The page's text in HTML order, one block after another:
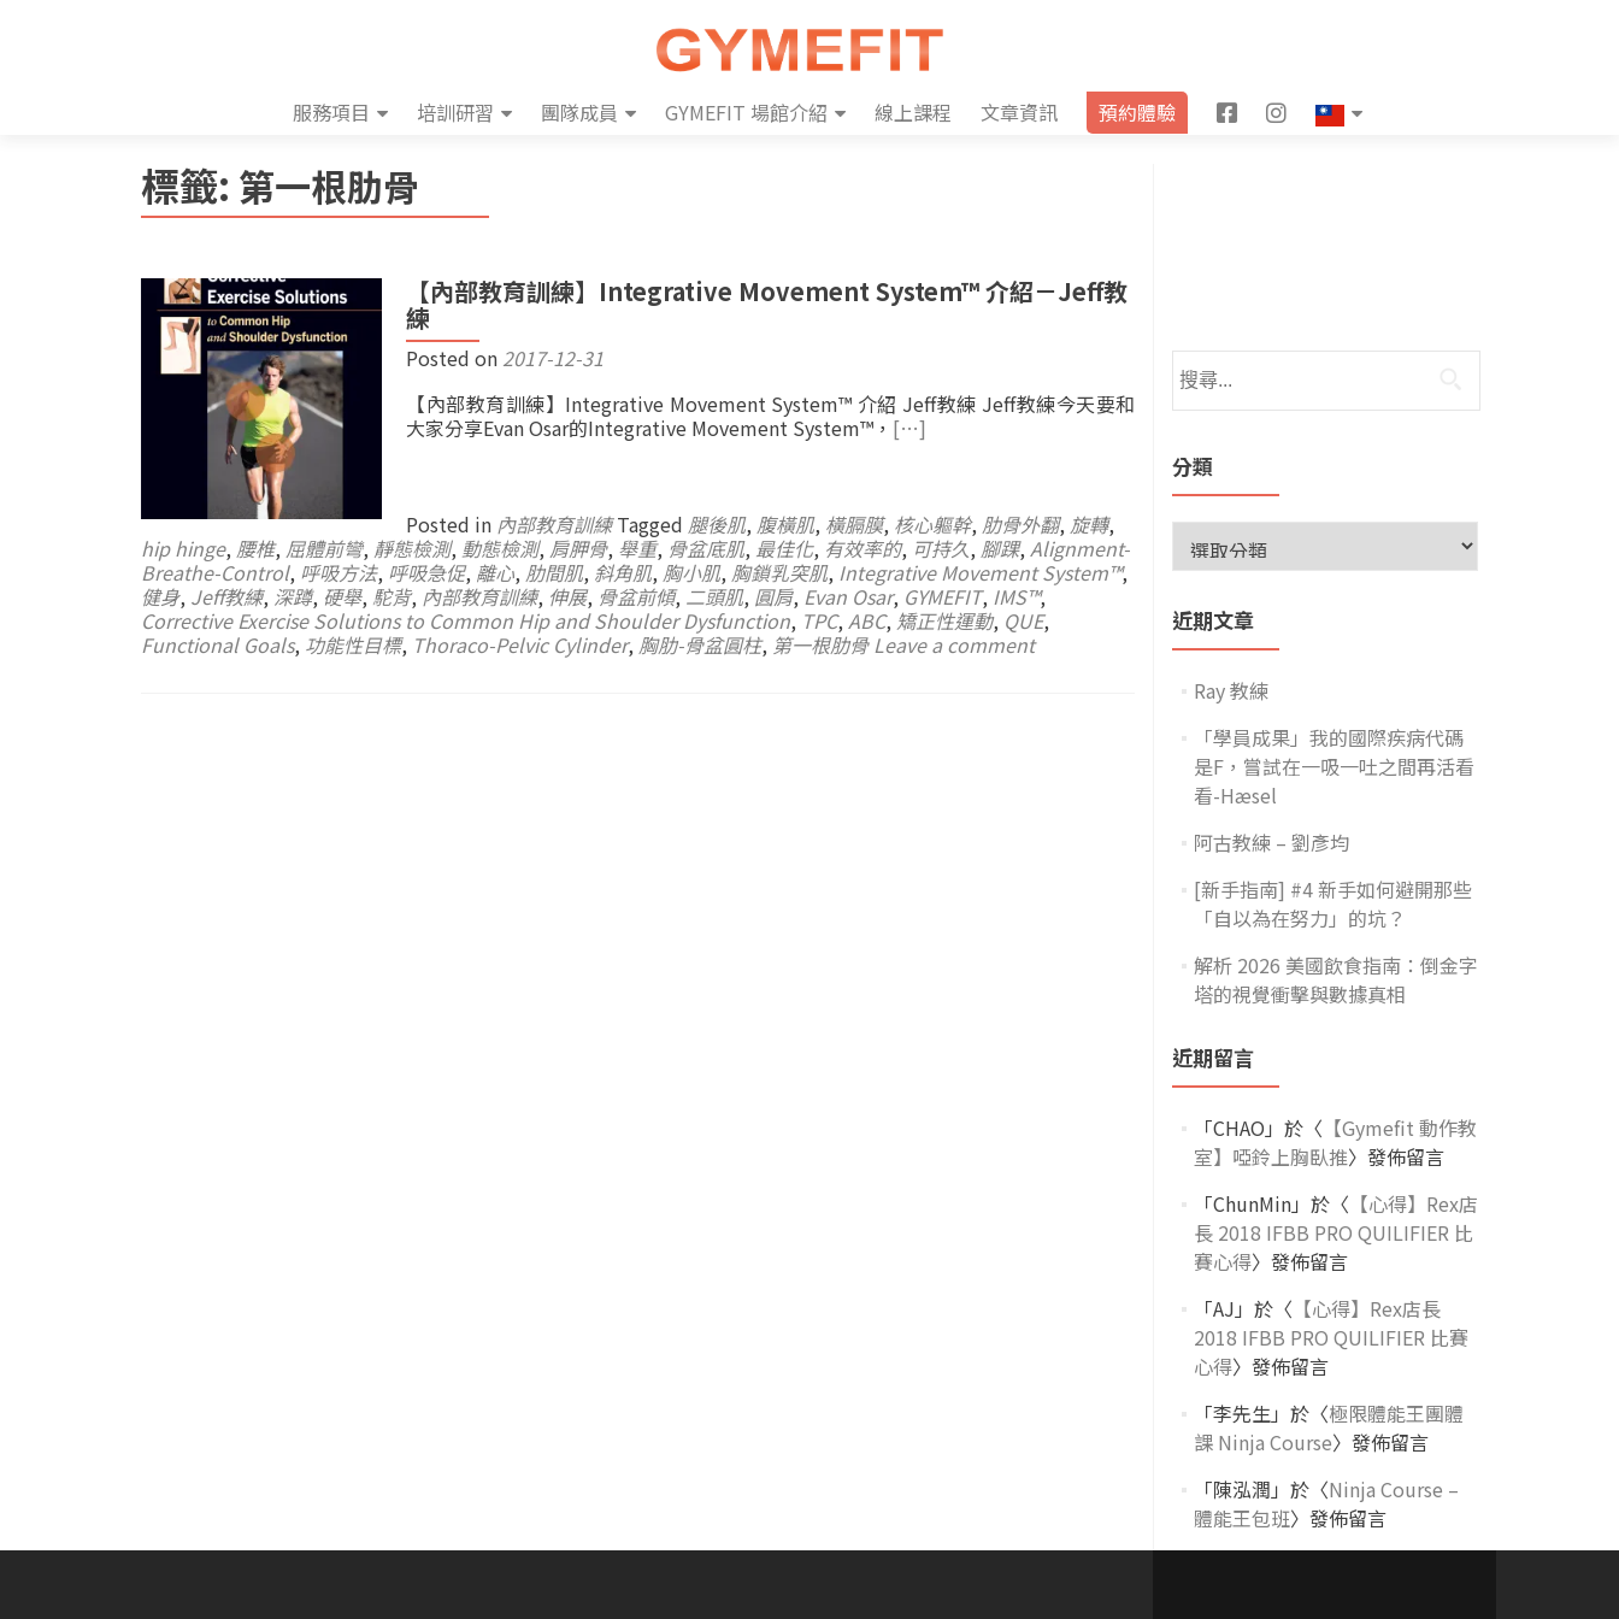
服務項目 培訓研習 團隊成員 GYMEFIT 場館介紹 線上課程 文章資訊 預約體驗
F
k
I
a
標籤: 第一根肋骨
【內部教育訓練】Integrative Movement System™ 介紹－Jeff教
練
Posted on 2017-12-31
【內部教育訓練】Integrative Movement System™ 介紹 Jeff教練 Jeff教練今天要和
大家分享Evan Osar的Integrative Movement System™， […]
Posted in 內部教育訓練 Tagged 腿後肌, 腹橫肌, 橫膈膜, 核心軀幹, 肋骨外翻, 旋轉,
hip hinge, 腰椎, 屈體前彎, 靜態檢測, 動態檢測, 肩胛骨, 舉重, 骨盆底肌, 最佳化, 有效率的, 可持久, 腳踝, Alignment-
Breathe-Control, 呼吸方法, 呼吸急促, 離心, 肋間肌, 斜角肌, 胸小肌, 胸鎖乳突肌, Integrative Movement System™,
健身, Jeff教練, 深蹲, 硬舉, 駝背, 內部教育訓練, 伸展, 骨盆前傾, 二頭肌, 圓肩, Evan Osar, GYMEFIT, IMS™,
Corrective Exercise Solutions to Common Hip and Shoulder Dysfunction, TPC, ABC, 矯正性運動, QUE,
Functional Goals, 功能性目標, Thoraco-Pelvic Cylinder, 胸肋-骨盆圓柱, 第一根肋骨 Leave a comment
分類
近期文章
Ray 教練
「學員成果」我的國際疾病代碼
是F，嘗試在一吸一吐之間再活看
看-Hæsel
阿古教練 – 劉彥均
[新手指南] #4 新手如何避開那些
「自以為在努力」的坑？
解析 2026 美國飲食指南：倒金字
塔的視覺衝擊與數據真相
近期留言
「CHAO 」於〈 【Gymefit 動作教
室】啞鈴上胸臥推〉發佈留言
「ChunMin」於〈 【心得】Rex店
長 2018 IFBB PRO QUILIFIER 比
賽心得〉發佈留言
「AJ 」於〈 【心得】Rex店長
2018 IFBB PRO QUILIFIER 比賽
心得〉發佈留言
「李先生」於〈極限體能王團體
課 Ninja Course〉發佈留言
「陳泓潤 」於〈Ninja Course –
體能王包班〉發佈留言